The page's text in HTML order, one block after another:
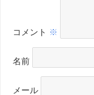
コメント ※
名前
メール